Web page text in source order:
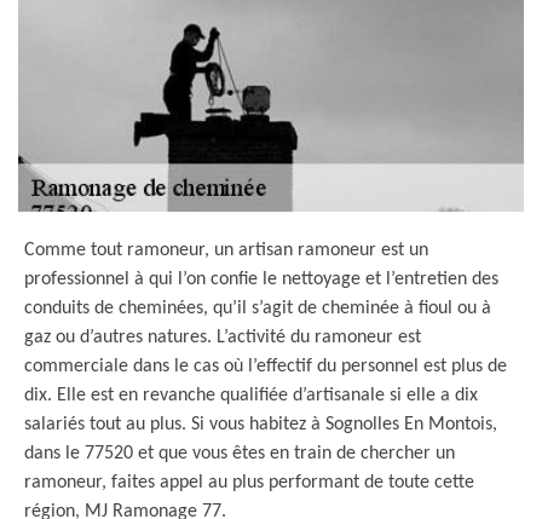
Comme tout ramoneur, un artisan ramoneur est un
professionnel à qui l’on confie le nettoyage et l’entretien des
conduits de cheminées, qu’il s’agit de cheminée à fioul ou à
gaz ou d’autres natures. L’activité du ramoneur est
commerciale dans le cas où l’effectif du personnel est plus de
dix. Elle est en revanche qualifiée d’artisanale si elle a dix
salariés tout au plus. Si vous habitez à Sognolles En Montois,
dans le 77520 et que vous êtes en train de chercher un
ramoneur, faites appel au plus performant de toute cette
région, MJ Ramonage 77.